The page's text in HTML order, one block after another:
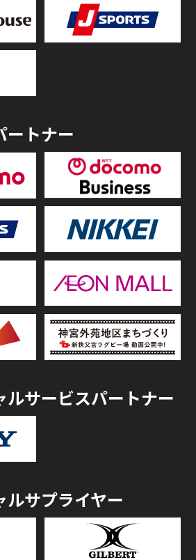
ートナー
ルサービスパートナー
ルサプライヤー